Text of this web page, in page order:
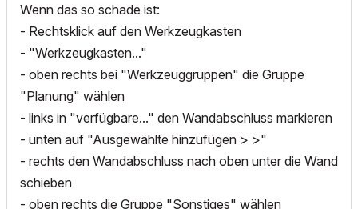
Wenn das so schade ist:
- Rechtsklick auf den Werkzeugkasten
- "Werkzeugkasten..."
- oben rechts bei "Werkzeuggruppen" die Gruppe
"Planung" wählen
- links in "verfügbare..." den Wandabschluss markieren
- unten auf "Ausgewählte hinzufügen > >"
- rechts den Wandabschluss nach oben unter die Wand
schieben
- oben rechts die Gruppe "Sonstiges" wählen